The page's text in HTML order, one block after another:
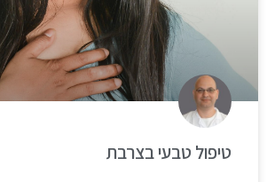
טיפול טבעי בצרבת